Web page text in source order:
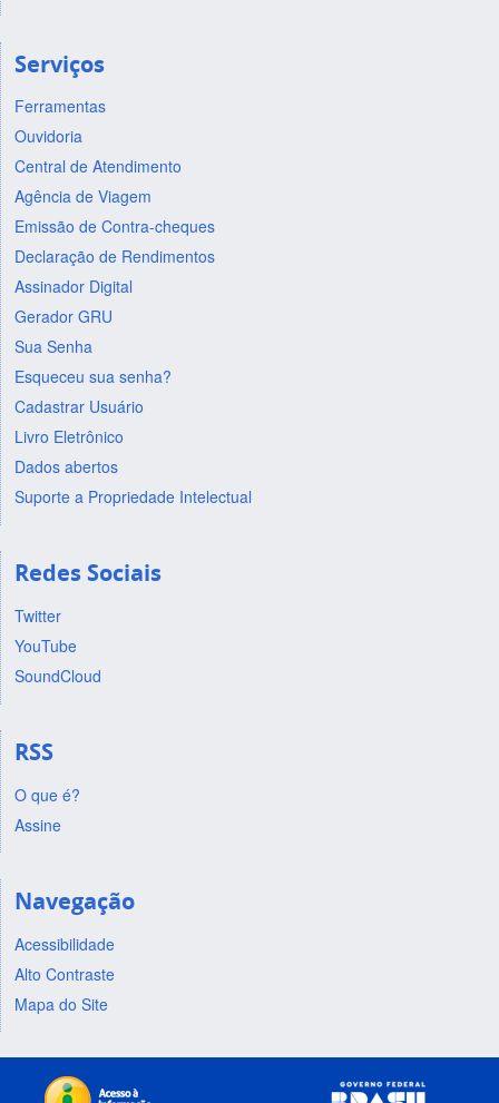
Serviços
Ferramentas
Ouvidoria
Central de Atendimento
Agência de Viagem
Emissão de Contra-cheques
Declaração de Rendimentos
Assinador Digital
Gerador GRU
Sua Senha
Esqueceu sua senha?
Cadastrar Usuário
Livro Eletrônico
Dados abertos
Suporte a Propriedade Intelectual
Redes Sociais
Twitter
YouTube
SoundCloud
RSS
O que é?
Assine
Navegação
Acessibilidade
Alto Contraste
Mapa do Site